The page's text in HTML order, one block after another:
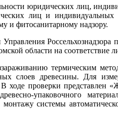
юридических лиц,
лиц и
и фитосанитарному надзору.
Россельхознадзора
области на соответствие
термическим
слоев древесины. Для
ходе проверки представлен
упаковочного
системы